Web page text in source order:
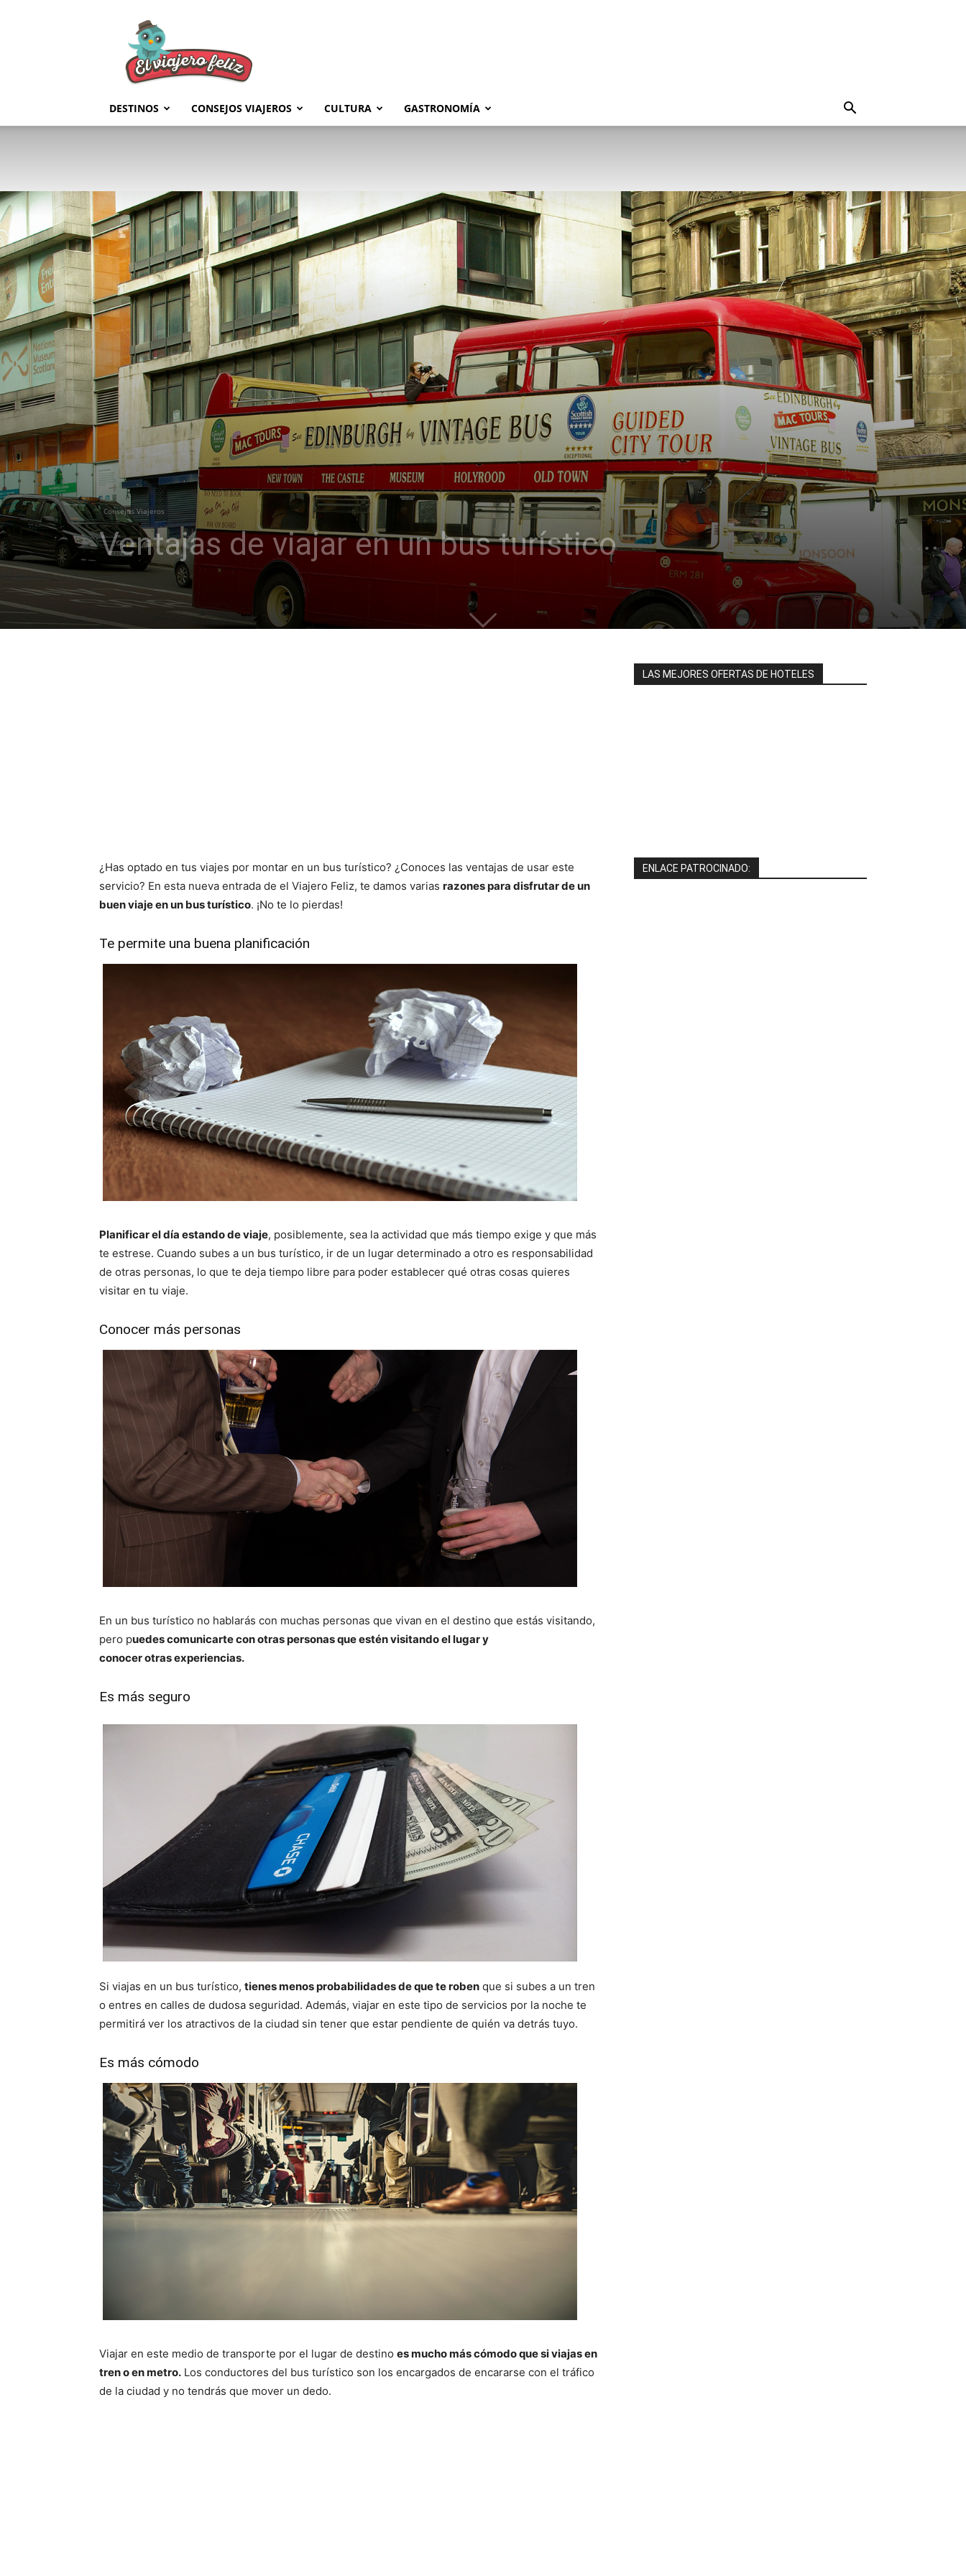
Feliz
DESTINOS CONSEJOS VIAJEROS CULTURA GASTRONOMÍA
Consejos Viajeros
Ventajas de viajar en un bus turístico
¿Has optado en tus viajes por montar en un bus turístico? ¿Conoces las ventajas de usar este
servicio? En esta nueva entrada de el Viajero Feliz, te damos varias razones para disfrutar de un
buen viaje en un bus turístico. ¡No te lo pierdas!
Te permite una buena planificación
Planificar el día estando de viaje, posiblemente, sea la actividad que más tiempo exige y que más
te estrese. Cuando subes a un bus turístico, ir de un lugar determinado a otro es responsabilidad
de otras personas, lo que te deja tiempo libre para poder establecer qué otras cosas quieres
visitar en tu viaje.
Conocer más personas
En un bus turístico no hablarás con muchas personas que vivan en el destino que estás visitando,
pero puedes comunicarte con otras personas que estén visitando el lugar y
conocer otras experiencias.
Es más seguro
Si viajas en un bus turístico, tienes menos probabilidades de que te roben que si subes a un tren
o entres en calles de dudosa seguridad. Además, viajar en este tipo de servicios por la noche te
permitirá ver los atractivos de la ciudad sin tener que estar pendiente de quién va detrás tuyo.
Es más cómodo
Viajar en este medio de transporte por el lugar de destino es mucho más cómodo que si viajas en
tren o en metro. Los conductores del bus turístico son los encargados de encararse con el tráfico
de la ciudad y no tendrás que mover un dedo.
LAS MEJORES OFERTAS DE HOTELES
ENLACE PATROCINADO: